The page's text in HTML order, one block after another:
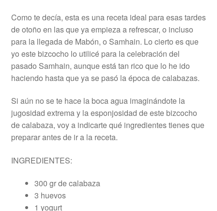
Como te decía, esta es una receta ideal para esas tardes
de otoño en las que ya empieza a refrescar, o incluso
para la llegada de Mabón, o Samhain. Lo cierto es que
yo este bizcocho lo utilicé para la celebración del
pasado Samhain, aunque está tan rico que lo he ido
haciendo hasta que ya se pasó la época de calabazas.
Si aún no se te hace la boca agua imaginándote la
jugosidad extrema y la esponjosidad de este bizcocho
de calabaza, voy a indicarte qué ingredientes tienes que
preparar antes de ir a la receta.
INGREDIENTES:
300 gr de calabaza
3 huevos
1 yogurt